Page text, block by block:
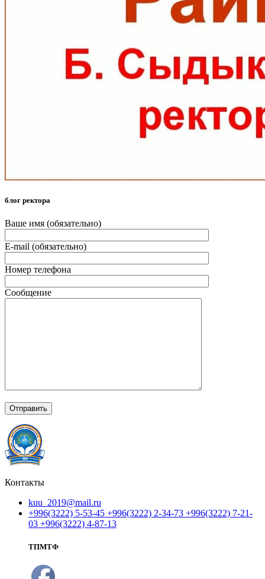
блог ректора
Ваше имя (обязательно)
E-mail (обязательно)
Номер телефона
Сообщение
Контакты
kuu_2019@mail.ru
+996(3222) 5-53-45 +996(3222) 2-34-73 +996(3222) 7-21-
03 +996(3222) 4-87-13
ТПМТФ